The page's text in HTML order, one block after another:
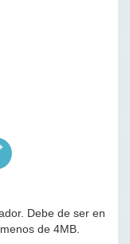
Debe de ser en
de 4MB.